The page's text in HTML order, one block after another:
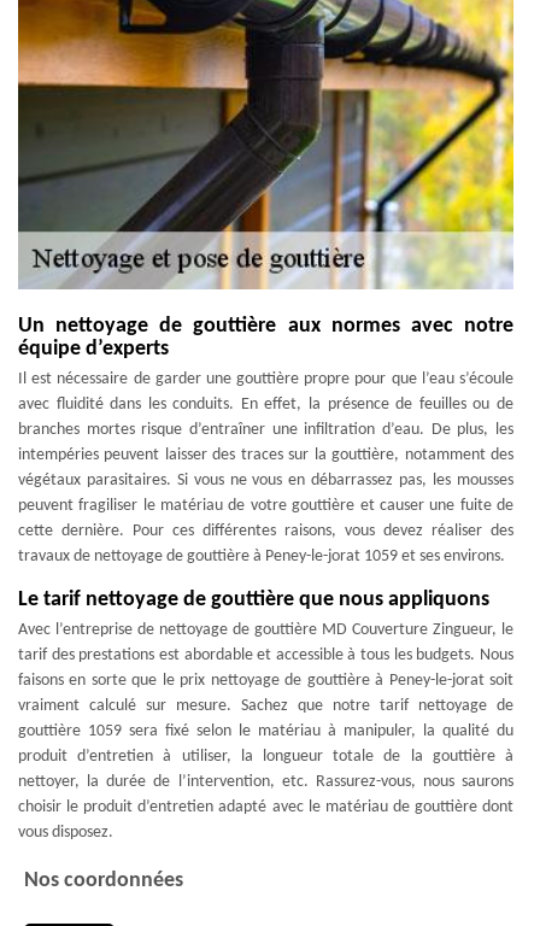
Un nettoyage de gouttière aux normes avec notre
équipe d’experts
Il est nécessaire de garder une gouttière propre pour que l’eau s’écoule
avec fluidité dans les conduits. En effet, la présence de feuilles ou de
branches mortes risque d’entraîner une infiltration d’eau. De plus, les
intempéries peuvent laisser des traces sur la gouttière, notamment des
végétaux parasitaires. Si vous ne vous en débarrassez pas, les mousses
peuvent fragiliser le matériau de votre gouttière et causer une fuite de
cette dernière. Pour ces différentes raisons, vous devez réaliser des
travaux de nettoyage de gouttière à Peney-le-jorat 1059 et ses environs.
Le tarif nettoyage de gouttière que nous appliquons
Avec l’entreprise de nettoyage de gouttière MD Couverture Zingueur, le
tarif des prestations est abordable et accessible à tous les budgets. Nous
faisons en sorte que le prix nettoyage de gouttière à Peney-le-jorat soit
vraiment calculé sur mesure. Sachez que notre tarif nettoyage de
gouttière 1059 sera fixé selon le matériau à manipuler, la qualité du
produit d’entretien à utiliser, la longueur totale de la gouttière à
nettoyer, la durée de l’intervention, etc. Rassurez-vous, nous saurons
choisir le produit d’entretien adapté avec le matériau de gouttière dont
vous disposez.
Nos coordonnées